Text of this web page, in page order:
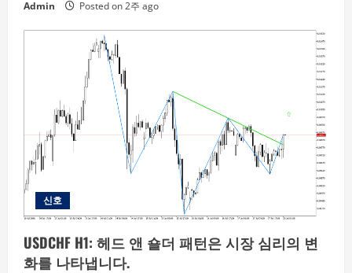
Admin Posted on 2주 ago
신호
USDCHF H1: 헤드 앤 숄더 패턴은 시장 심리의 변
화를 나타냅니다.